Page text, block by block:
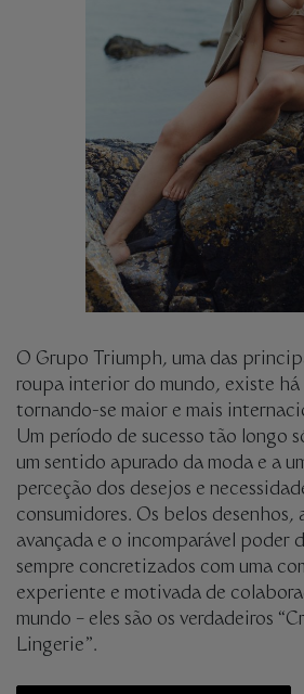
O Grupo Triumph, uma das
roupa interior do mundo, existe há
tornando-se maior e mais
Um período de sucesso tão longo
um sentido apurado da moda e a
perceção dos desejos e
consumidores. Os belos desenhos,
avançada e o incomparável poder
sempre concretizados com uma
experiente e motivada de
mundo – eles são os verdadeiros
Lingerie”.